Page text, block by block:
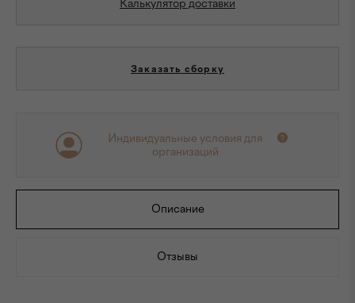
Калькулятор доставки
Заказать сборку
Индивидуальные условия для
организаций
Описание
Отзывы